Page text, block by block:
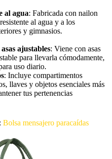
al agua: Fabricada con nailon
al agua y a los
y gimnasios.
ajustables: Viene con asas
para llevarla cómodamente,
uso diario.
: Incluye compartimentos
llaves y objetos esenciales más
tus pertenencias
Bolsa mensajero paracaídas